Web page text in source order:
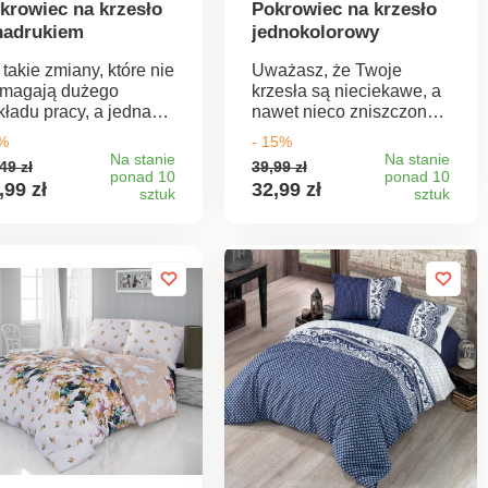
na krzesło
takie zmiany, które nie
dużego
pracy, a jednak
całkowicie
wnętrze. Nasz
pokrowiec na
może zdziałać
i
Wykonany z
elastycznego i
w dotyku
zł
zł
Na stanie
ponad 10
sztuk
Pokrowiec na krzesło
jednokolorowy
Uważasz, że Twoje
krzesła są nieciekawe, a
nawet nieco zniszczone?
Możesz je szybko i łatwo
odmienić za pomocą
nowego pokrowca. Twój
dom zyska nowy,
pokrowiec wykonany jest
z bardzo elastycznego i
przyjemnego w dotyku
materiału. Materiał: 48%
bawełna, 48% modal, 4%
elastan Wymiary:
poduszka siedziska 38 x
38 cm, wysokość oparcia
50 cm, szerokość 38 cm
Łatwe zakładanie i pranie
- 15%
39,99 zł
32,99 zł
Na stanie
ponad 10
sztuk